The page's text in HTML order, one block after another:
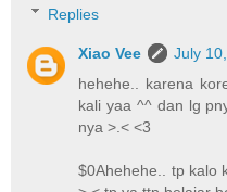
Replies
Xiao Vee
July
hehehe.. karena
kali yaa ^^ dan lg
nya >.< <3
$0Ahehehe.. tp kalo